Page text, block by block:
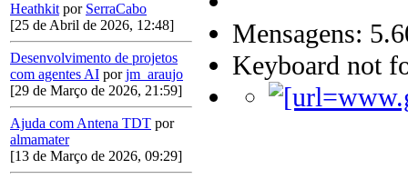
Heathkit por SerraCabo
[25 de Abril de 2026, 12:48]
Desenvolvimento de projetos
com agentes AI porjm_araujo
[29 de Março de 2026, 21:59]
Ajuda com Antena TDT por
almamater
[13 de Março de 2026, 09:29]
Mensagens:
Keyboard not